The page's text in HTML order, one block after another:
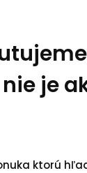
je
ktorú